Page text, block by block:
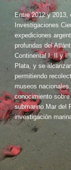
Entre 2012 y 2013,
Investigaciones
expediciones
profundas del
Continental I, II y
Plata, y se
permitiendo
museos
conocimiento
submarino Mar del
investigación